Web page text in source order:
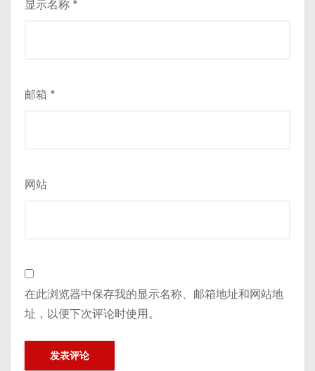
显示名称 *
邮箱 *
网站
在此浏览器中保存我的显示名称、邮箱地址和网站地
址，以便下次评论时使用。